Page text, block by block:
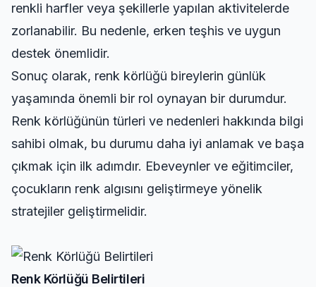
renkli harfler veya şekillerle yapılan aktivitelerde
zorlanabilir. Bu nedenle, erken teşhis ve uygun
destek önemlidir.
Sonuç olarak, renk körlüğü bireylerin günlük
yaşamında önemli bir rol oynayan bir durumdur.
Renk körlüğünün türleri ve nedenleri hakkında bilgi
sahibi olmak, bu durumu daha iyi anlamak ve başa
çıkmak için ilk adımdır. Ebeveynler ve eğitimciler,
çocukların renk algısını geliştirmeye yönelik
stratejiler geliştirmelidir.
Renk Körlüğü Belirtileri